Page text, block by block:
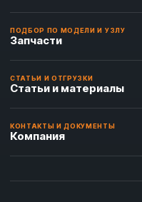
ПОДБОР ПО МОДЕЛИ И УЗЛУ
Запчасти
СТАТЬИ И ОТГРУЗКИ
Статьи и материалы
КОНТАКТЫ И ДОКУМЕНТЫ
Компания